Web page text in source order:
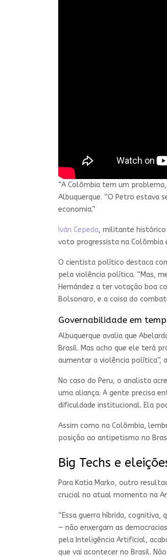
“A Colômbia tem um
Albuquerque. “O Petro estava
economia.”
Iván Cepeda, militante histórico
voto progressista na Colômbia
O cientista político destaca
pela violência política. “Mas,
Hernández a ter votação boa
Bolsonaro, e a coisa do
Governabilidade em
Albuquerque avalia que
Brasil. Mas acho que ele terá
aumentar a violência política”,
No caso do Peru, o analista
uma aliança. A gente precisa
dificuldade institucional. Ela
Assim como na Colômbia,
posição ao antipetismo no
Big Techs e
Para Katia Marko, outro
crucial no atual momento na
“Essa guerra híbrida,
— não enxergam as
pela Inteligência Artificial,
que vai acontecer no Brasil.